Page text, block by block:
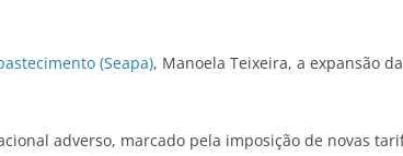
(Seapa), Manoela Teixeira, a expansão
adverso, marcado pela imposição de novas